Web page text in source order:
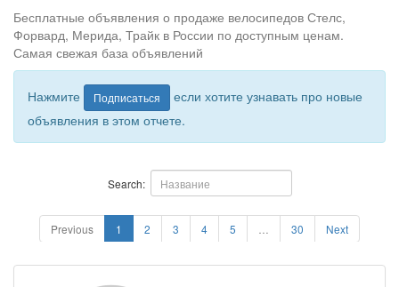
Бесплатные объявления о продаже велосипедов Стелс,
Форвард, Мерида, Трайк в России по доступным ценам.
Самая свежая база объявлений
Нажмите Подписаться
если хотите узнавать про новые
объявления в этом отчете.
Search:
Previous 1 2 3 4 5 30 Next